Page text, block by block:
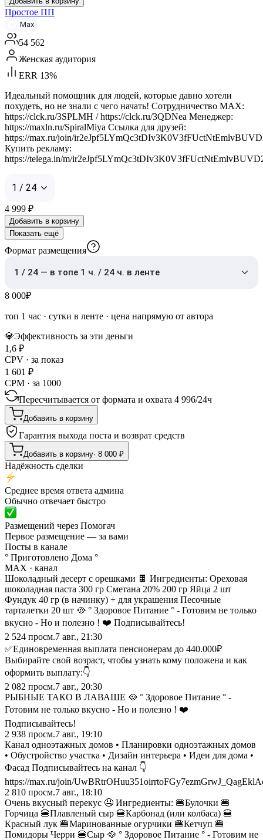
Простое ПП
Max
54 562
Женская аудитория
ERR 13%
Идеальный помощник для людей, которые давно хотели
похудеть, но не знали с чего начать! Сотрудничество MAX:
https://clck.ru/3SPLMH / https://clck.ru/3QDNea Менеджер:
https://maxln.ru/SpiralMiya Ссылка для друзей:
https://max.ru/join/
Купить рекламу:
https://telega.in/m/
1 / 24
4 999 ₽
Добавить в корзину
Показать ещё
Формат размещения
1 / 24 — в топе 1 ч. / 24 ч. в ленте
8 000₽
топ 1 час · сутки в ленте · цена напрямую от автора
💎Эффективность за эти деньги
1,6 ₽
CPV · за показ
1 601 ₽
CPM · за 1000
Пересчитывается от формата и охвата 4 996/24ч
Добавить в корзину
Гарантия выхода поста и возврат средств
Добавить в корзину· 8 000 ₽
Надёжность сделки
Среднее время ответа админа
Обычно отвечает быстро
Размещений через Помогач
Первое размещение — за вами
Посты в канале
° Приготовлено Дома °
MAX · канал
Шоколадный десерт с орешками 🍫 Ингредиенты: Ореховая
шоколадная паста 300 гр Сметана 20% 200 гр Яйца 2 шт
Фундук 40 гр (в начинку) + для украшения Песочные
тарталетки 20 шт 🥘 ° Здоровое Питание ° - Готовим не только
вкусно - Но и полезно ! ❤️ Подписывайтесь!
2 524 просм.7 авг., 21:30
✅Единовременная выплата пенсионерам до 440.000₽
Выбирайте свой возраст, чтобы узнать кому положена и как
оформить выплату:👇
2 082 просм.7 авг., 20:30
РЫБНЫЕ ТАКО В ЛАВАШЕ 🥘 ° Здоровое Питание ° -
Готовим не только вкусно - Но и полезно ! ❤️
Подписывайтесь!
2 938 просм.7 авг., 19:10
Канал одноэтажных домов • Планировки одноэтажных домов
• Обустройство участка • Дизайн интерьера • Идеи для дома •
Фасад Подписывайтесь на канал 👇
https://max.ru/join/
2 810 просм.7 авг., 18:10
Очень вкусный перекус 🤤 Ингредиенты: 🍔Булочки 🍔
Горчица 🍔Плавленый сыр 🍔Карбонад (или колбаса) 🍔
Красный лук 🍔Маринованные огурчики 🍔Кетчуп 🍔
Помидоры Черри 🍔Сыр 🥘 ° Здоровое Питание ° - Готовим не